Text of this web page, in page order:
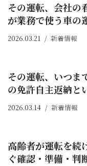
その運転、会社の
が業務で使う車の
2026.03.21 新着情報
その運転、いつま
の免許自主返納と
2026.03.14 新着情報
高齢者が運転を続
ぐ確認・準備・判